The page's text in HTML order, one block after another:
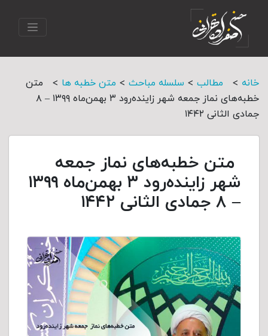
خانه > مطالب > سلسله مباحث > متن خطبه ها >
متن
خطبه‌های نماز جمعه شهر زاینده‌رود ۳ بهمن‌‌ماه ۱۳۹۹ – ۸
جمادی الثانی ۱۴۴۲
متن خطبه‌های نماز جمعه
شهر زاینده‌رود ۳ بهمن‌‌ماه ۱۳۹۹
– ۸ جمادی الثانی ۱۴۴۲